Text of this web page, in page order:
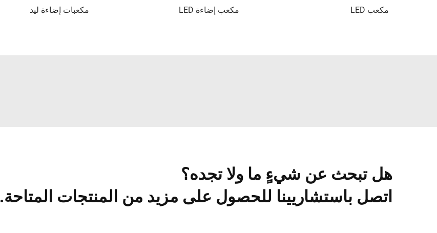
مكعب LED مكعب إضاءة LED مكعبات إضاءة ليد
هل تبحث عن شيءٍ ما ولا تجده؟
اتصل باستشاريينا للحصول على مزيد من المنتجات المتاحة.